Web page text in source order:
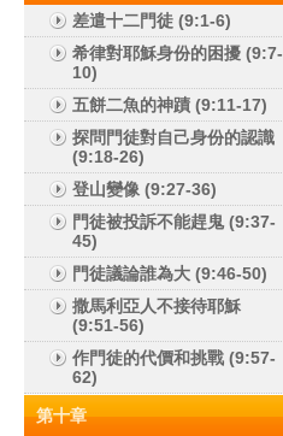
差遣十二門徒 (9:1-6)
希律對耶穌身份的困擾 (9:7-
10)
五餅二魚的神蹟 (9:11-17)
探問門徒對自己身份的認識
(9:18-26)
登山變像 (9:27-36)
門徒被投訴不能趕鬼 (9:37-
45)
門徒議論誰為大 (9:46-50)
撒馬利亞人不接待耶穌
(9:51-56)
作門徒的代價和挑戰 (9:57-
62)
第十章